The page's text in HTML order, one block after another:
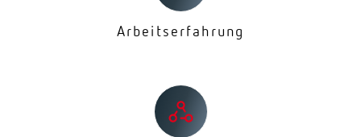
Arbeitserfahrung